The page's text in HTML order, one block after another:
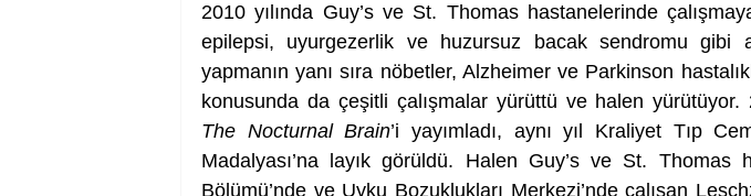
2010 yılında Guy’s ve St. Thomas hastanelerinde
epilepsi, uyurgezerlik ve huzursuz bacak sendromu gibi
yapmanın yanı sıra nöbetler, Alzheimer ve Parkinson
The Nocturnal Brain’i yayımladı, aynı yıl Kraliyet Tıp
Madalyası’na layık görüldü. Halen Guy’s ve St. Thomas
Bölümü’nde ve Uyku Bozuklukları Merkezi’nde çalışan